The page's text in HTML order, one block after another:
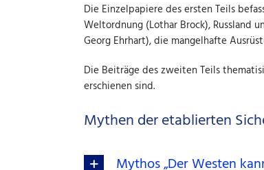
Die Einzelpapiere des ersten Teils
Weltordnung (Lothar Brock), Russland
Georg Ehrhart), die mangelhafte
Die Beiträge des zweiten Teils
erschienen sind.
Mythen der etablierten
Mythos „Der Westen